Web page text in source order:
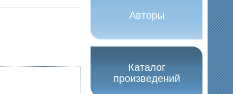
Авторы
Каталог
произведений